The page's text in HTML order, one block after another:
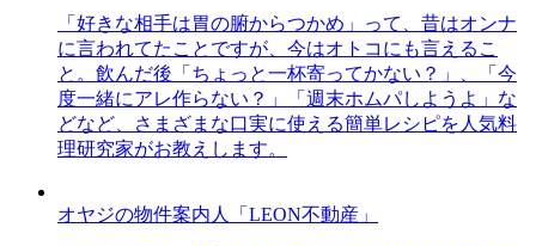
「好きな相手は胃の腑からつかめ」って、昔はオンナ
に言われてたことですが、今はオトコにも言えるこ
と。飲んだ後「ちょっと一杯寄ってかない？」、「今
度一緒にアレ作らない？」「週末ホムパしようよ」な
どなど、さまざまな口実に使える簡単レシピを人気料
理研究家がお教えします。
オヤジの物件案内人「LEON不動産」